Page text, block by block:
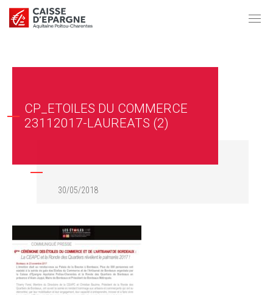
CP_ETOILES DU COMMERCE
23112017-LAUREATS (2)
30/05/2018